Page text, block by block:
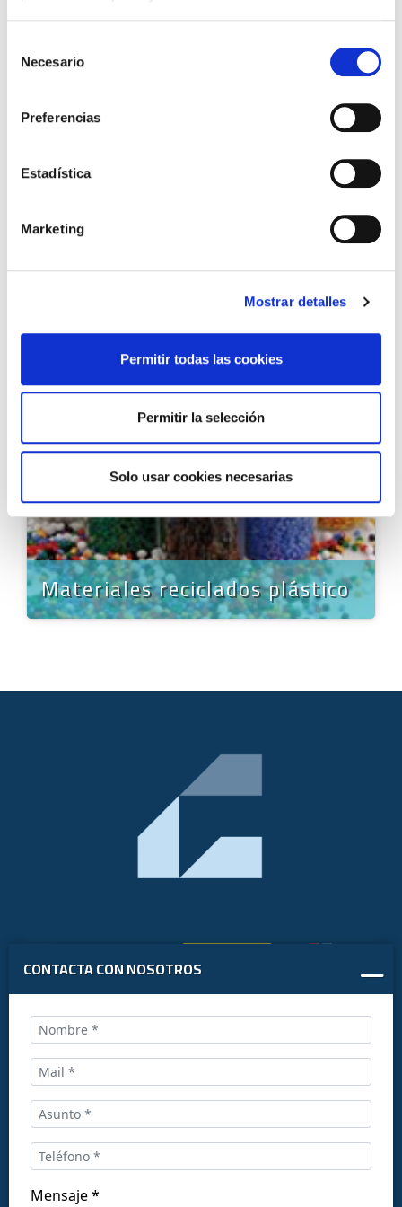
Necesario
Preferencias
Estadística
Marketing
Mostrar detalles
Permitir todas las cookies
Permitir la selección
Solo usar cookies necesarias
CONTACTA CON NOSOTROS
Mensaje *
sistemas de tubería plástica
Curvas de regresión
Materiales reciclados plástico
Llámanos al:
+34 916169710